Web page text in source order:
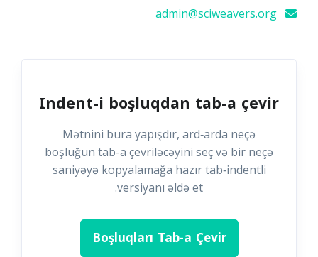
Indent-i boşluqdan tab-a çevir
Mətnini bura yapışdır, ard‑arda neçə
boşluğun tab-a çevriləcəyini seç və bir neçə
saniyəyə kopyalamağa hazır tab‑indentli
versiyanı əldə et.
Boşluqları Tab-a Çevir